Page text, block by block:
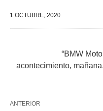
1 OCTUBRE, 2020
“BMW
acontecimiento,
ANTERIOR